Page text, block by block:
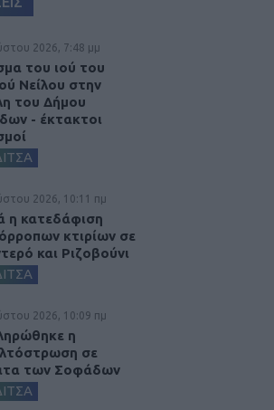
2026, 7:48 μμ
του ιού του
Νείλου στην
του Δήμου
- έκτακτοι
2026, 10:11 πμ
η κατεδάφιση
κτιρίων σε
και Ριζοβούνι
2026, 10:09 πμ
η
σε
των Σοφάδων